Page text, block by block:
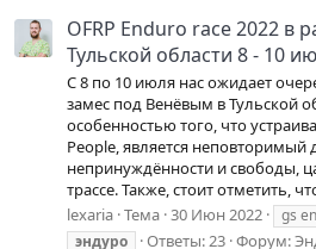
OFRP Enduro race 2022 в
Тульской области 8 - 10
С 8 по 10 июля нас ожидает
замес под Венёвым в Тульской
особенностью того, что
People, является неповторимый
непринуждённости и свободы,
трассе. Также, стоит отметить,
lexaria Тема 30 Июн 2022 gs
эндуро
Ответы: 23 Форум: